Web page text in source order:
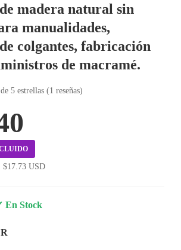
madera natural sin
manualidades,
colgantes, fabricación
de macramé.
5 estrellas (1 reseñas)
$17.73 USD
En Stock